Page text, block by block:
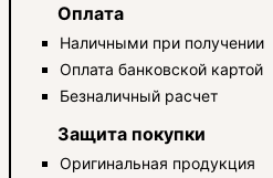
Оплата
Наличными при получении
Оплата банковской картой
Безналичный расчет
Защита покупки
Оригинальная продукция